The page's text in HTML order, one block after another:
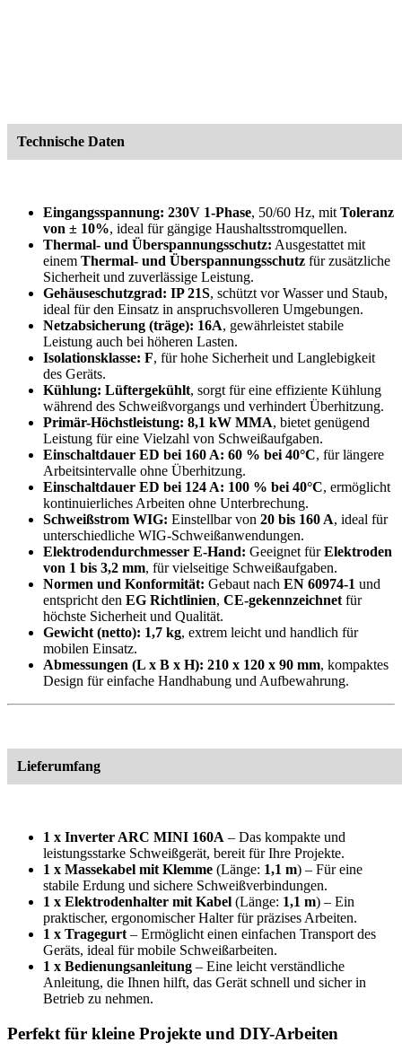
Technische Daten
Eingangsspannung: 230V 1-Phase, 50/60 Hz, mit Toleranz
von ± 10%, ideal für gängige Haushaltsstromquellen.
Thermal- und Überspannungsschutz: Ausgestattet mit
einem Thermal- und Überspannungsschutz für zusätzliche
Sicherheit und zuverlässige Leistung.
Gehäuseschutzgrad: IP 21S, schützt vor Wasser und Staub,
ideal für den Einsatz in anspruchsvolleren Umgebungen.
Netzabsicherung (träge): 16A, gewährleistet stabile
Leistung auch bei höheren Lasten.
Isolationsklasse: F, für hohe Sicherheit und Langlebigkeit
des Geräts.
Kühlung: Lüftergekühlt, sorgt für eine effiziente Kühlung
während des Schweißvorgangs und verhindert Überhitzung.
Primär-Höchstleistung: 8,1 kW MMA, bietet genügend
Leistung für eine Vielzahl von Schweißaufgaben.
Einschaltdauer ED bei 160 A: 60 % bei 40°C, für längere
Arbeitsintervalle ohne Überhitzung.
Einschaltdauer ED bei 124 A: 100 % bei 40°C, ermöglicht
kontinuierliches Arbeiten ohne Unterbrechung.
Schweißstrom WIG: Einstellbar von 20 bis 160 A, ideal für
unterschiedliche WIG-Schweißanwendungen.
Elektrodendurchmesser E-Hand: Geeignet fürElektroden
von 1 bis 3,2 mm, für vielseitige Schweißaufgaben.
Normen und Konformität: Gebaut nach EN 60974-1 und
entspricht den EG Richtlinien, CE-gekennzeichnet für
höchste Sicherheit und Qualität.
Gewicht (netto): 1,7 kg, extrem leicht und handlich für
mobilen Einsatz.
Abmessungen (L x B x H): 210 x 120 x 90 mm, kompaktes
Design für einfache Handhabung und Aufbewahrung.
Lieferumfang
1 x Inverter ARC MINI 160A – Das kompakte und
leistungsstarke Schweißgerät, bereit für Ihre Projekte.
1 x Massekabel mit Klemme (Länge: 1,1 m) – Für eine
stabile Erdung und sichere Schweißverbindungen.
1 x Elektrodenhalter mit Kabel (Länge: 1,1 m) – Ein
praktischer, ergonomischer Halter für präzises Arbeiten.
1 x Tragegurt – Ermöglicht einen einfachen Transport des
Geräts, ideal für mobile Schweißarbeiten.
1 x Bedienungsanleitung – Eine leicht verständliche
Anleitung, die Ihnen hilft, das Gerät schnell und sicher in
Betrieb zu nehmen.
Perfekt für kleine Projekte und DIY-Arbeiten